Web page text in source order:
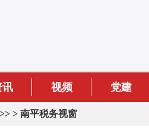
讯 视频 党建
>> > 南平税务视窗